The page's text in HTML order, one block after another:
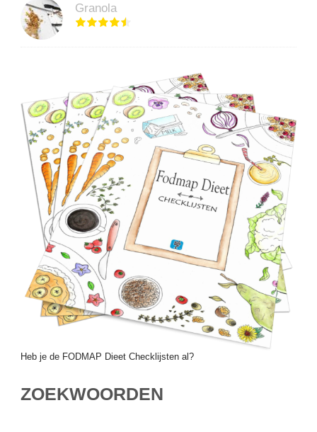
Granola
Heb je de FODMAP Dieet Checklijsten al?
ZOEKWOORDEN